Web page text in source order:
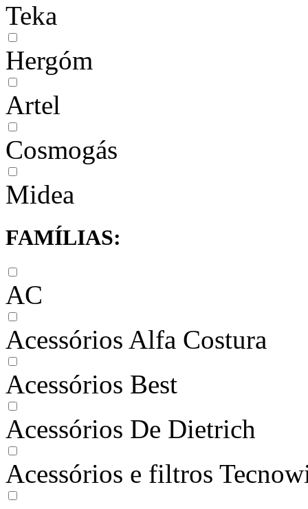
Teka
Hergóm
Artel
Cosmogás
Midea
FAMÍLIAS:
AC
Acessórios Alfa Costura
Acessórios Best
Acessórios De Dietrich
Acessórios e filtros